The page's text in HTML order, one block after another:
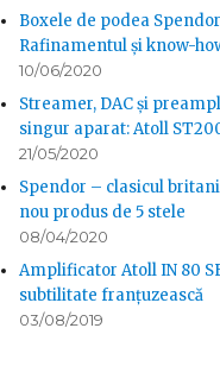
Boxele de podea
Rafinamentul și know-
10/06/2020
Streamer, DAC și
singur aparat: Atoll
21/05/2020
Spendor – clasicul
nou produs de 5 stele
08/04/2020
Amplificator Atoll IN 80
subtilitate franțuzească
03/08/2019